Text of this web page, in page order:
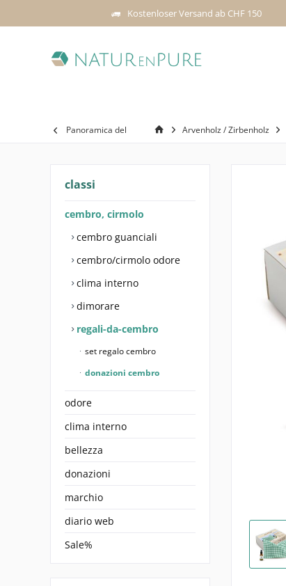
Kostenloser Versand ab CHF 150
Panoramica del Arvenholz / Zirbenholz
classi
cembro, cirmolo
cembro guanciali
cembro/cirmolo odore
clima interno
dimorare
regali-da-cembro
set regalo cembro
donazioni cembro
odore
clima interno
bellezza
donazioni
marchio
diario web
Sale%